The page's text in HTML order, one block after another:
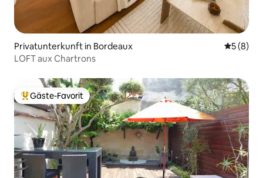
Privatunterkunft in Bordeaux
5 (8)
LOFT aux Chartrons
Beliebter Gäste-Favorit.
Gäste-Favorit